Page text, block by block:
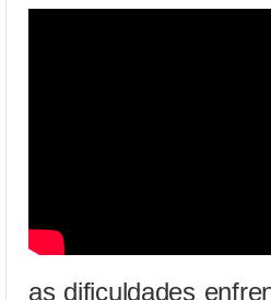
as dificuldades